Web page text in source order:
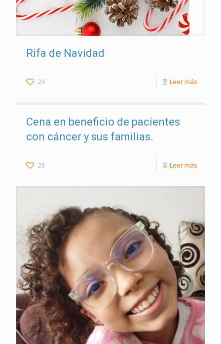
Rifa de Navidad
23 Leer más
Cena en beneficio de pacientes
con cáncer y sus familias.
23 Leer más